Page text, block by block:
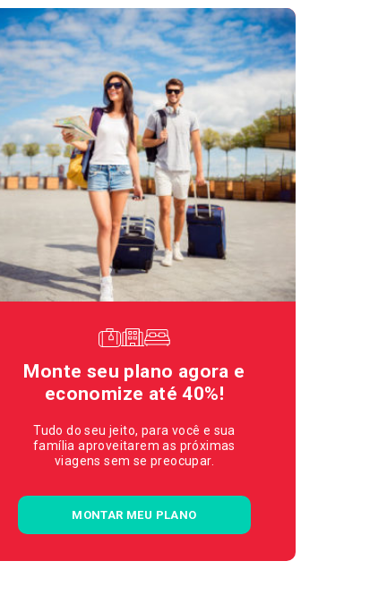
Monte seu plano agora e
economize até 40%!
Tudo do seu jeito, para você e sua
família aproveitarem as próximas
viagens sem se preocupar.
MONTAR MEU PLANO